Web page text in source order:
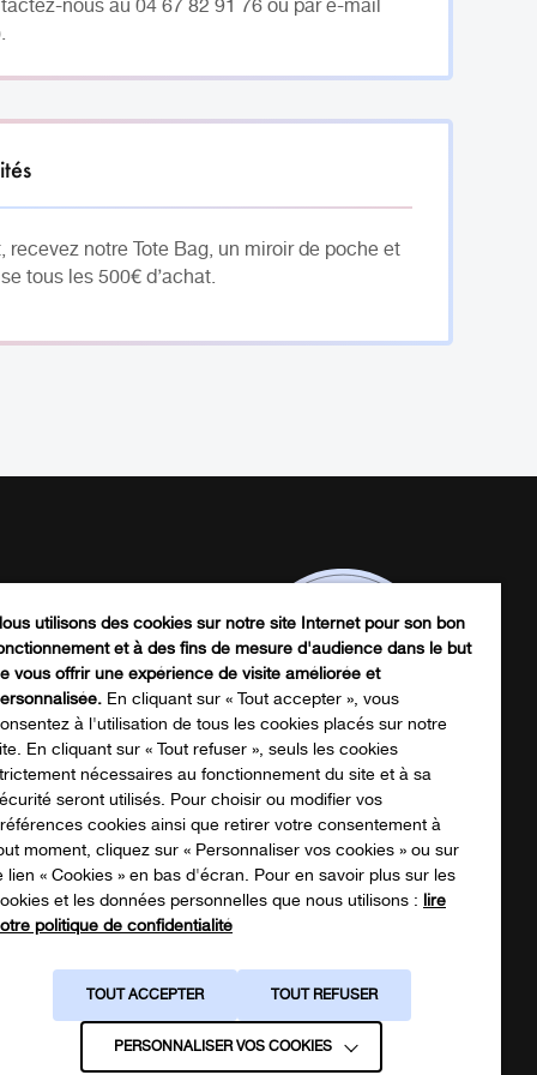
nous au 04 67 82 91 76 ou par e-mail
notre Tote Bag, un miroir de poche et
tous les 500€ d’achat.
notre catalogue produits
CATALOGUE
utilisons des cookies sur notre site Internet pour son bon
et à des fins de mesure d'audience dans le but
vous offrir une expérience de visite améliorée et
En cliquant sur « Tout accepter », vous
à l'utilisation de tous les cookies placés sur notre
En cliquant sur « Tout refuser », seuls les cookies
nécessaires au fonctionnement du site et à sa
seront utilisés. Pour choisir ou modifier vos
cookies ainsi que retirer votre consentement à
moment, cliquez sur « Personnaliser vos cookies » ou sur
lien « Cookies » en bas d'écran. Pour en savoir plus sur les
et les données personnelles que nous utilisons : lire
politique de confidentialité
TOUT ACCEPTER TOUT REFUSER
PERSONNALISER VOS COOKIES